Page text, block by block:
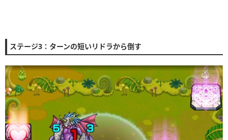
ステージ3：ターンの短いリドラから倒す